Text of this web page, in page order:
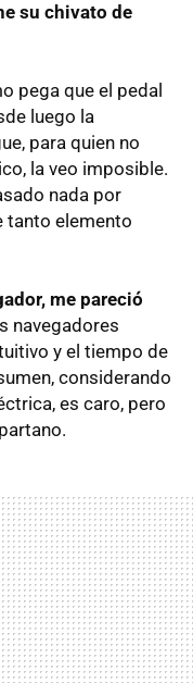
su chivato de
pega que el pedal
luego la
para quien no
la veo imposible.
nada por
tanto elemento
me pareció
navegadores
y el tiempo de
considerando
es caro, pero